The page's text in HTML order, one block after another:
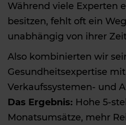
Während viele Experten
besitzen, fehlt oft ein
unabhängig von ihrer
Also kombinierten wir
Gesundheitsexpertise
Verkaufssystemen- und
Das Ergebnis: Hohe 5-
Monatsumsätze, mehr